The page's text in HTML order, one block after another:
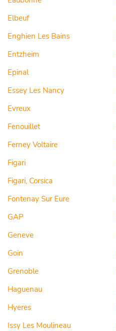
Elbeuf
Enghien Les Bains
Entzheim
Epinal
Essey Les Nancy
Evreux
Fenouillet
Ferney Voltaire
Figari
Figari, Corsica
Fontenay Sur Eure
GAP
Geneve
Goin
Grenoble
Haguenau
Hyeres
Issy Les Moulineau